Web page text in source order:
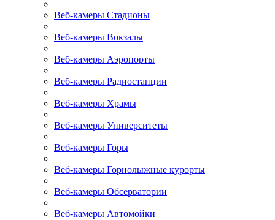
Веб-камеры Стадионы
Веб-камеры Вокзалы
Веб-камеры Аэропорты
Веб-камеры Радиостанции
Веб-камеры Храмы
Веб-камеры Университеты
Веб-камеры Горы
Веб-камеры Горнолыжные курорты
Веб-камеры Обсерватории
Веб-камеры Автомойки